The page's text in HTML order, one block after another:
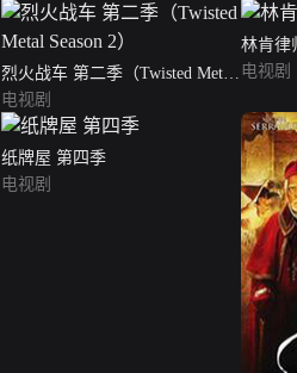
烈火战车 第二季（Twisted Metal
Season 2）
电视剧
林肯律
电视剧
纸牌屋 第四季
电视剧